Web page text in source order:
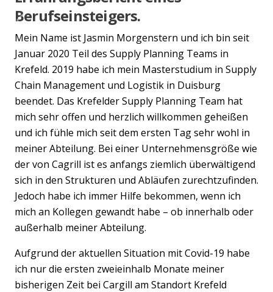
Berufseinsteigers.
Mein Name ist Jasmin Morgenstern und ich bin seit
Januar 2020 Teil des Supply Planning Teams in
Krefeld. 2019 habe ich mein Masterstudium in Supply
Chain Management und Logistik in Duisburg
beendet. Das Krefelder Supply Planning Team hat
mich sehr offen und herzlich willkommen geheißen
und ich fühle mich seit dem ersten Tag sehr wohl in
meiner Abteilung. Bei einer Unternehmensgröße wie
der von Cagrill ist es anfangs ziemlich überwältigend
sich in den Strukturen und Abläufen zurechtzufinden.
Jedoch habe ich immer Hilfe bekommen, wenn ich
mich an Kollegen gewandt habe – ob innerhalb oder
außerhalb meiner Abteilung.
Aufgrund der aktuellen Situation mit Covid-19 habe
ich nur die ersten zweieinhalb Monate meiner
bisherigen Zeit bei Cargill am Standort Krefeld